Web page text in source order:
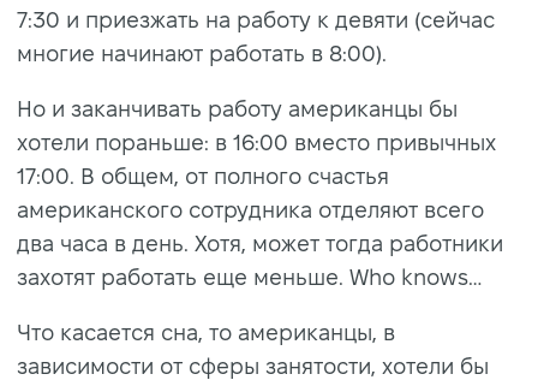
7:30 и приезжать на работу к девяти (сейчас
многие начинают работать в 8:00).
Но и заканчивать работу американцы бы
хотели пораньше: в 16:00 вместо привычных
17:00. В общем, от полного счастья
американского сотрудника отделяют всего
два часа в день. Хотя, может тогда работники
захотят работать еще меньше. Who knows…
Что касается сна, то американцы, в
зависимости от сферы занятости, хотели бы